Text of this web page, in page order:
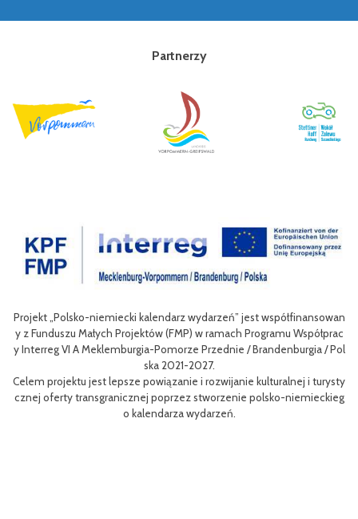
Partnerzy
wydarzeń” jest współfinansowan
(FMP) w ramach Programu Współprac
Przednie / Brandenburgia / Pol
i rozwijanie kulturalnej i turysty
stworzenie polsko-niemieckieg
Celem III Polsko-Niemieckich
nie oferty turystycznej oraz
niej dla mieszkańców obszaru
w
Efektem planowanych działań
m rowerów możliwości różnych
aangażowanie prawdziwych